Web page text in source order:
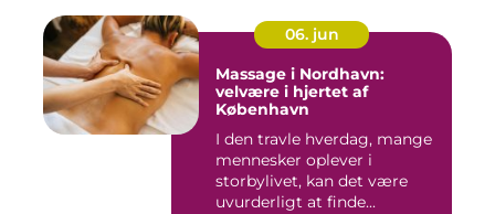
06. jun
Massage i Nordhavn:
velvære i hjertet af
København
I den travle hverdag, mange
mennesker oplever i
storbylivet, kan det være
uvurderligt at finde...